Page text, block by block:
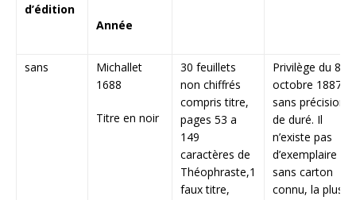
d’édition
Année
sans
Michallet
1688
Titre en noir
30 feuillets
non chiffrés
compris titre,
pages 53 a
149
caractères de
Théophraste,1
faux titre,
Privilège du 8
octobre 1887
sans précision
de duré. Il
n’existe pas
d’exemplaire
sans carton
connu, la plus